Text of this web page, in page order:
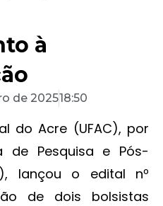
à
de 202518:50
do Acre (UFAC), por
de Pesquisa e Pós-
lançou o edital nº
de dois bolsistas